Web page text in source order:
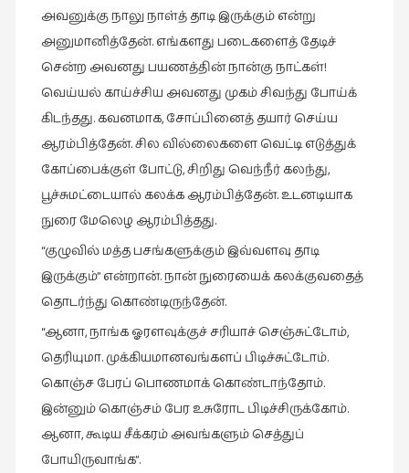
ஓவியங்கள்
கட்டுரைகள்
கட்டுரைகள்
கதைகள்
செல்லும்
பாதை
கல்வி
கல்வி
கவிஞனும்
கவிதையும்
கவிதை
அவனுக்கு நாலு நாள்த் தாடி இருக்கும் என்று
அனுமானித்தேன். எங்களது படைகளைத் தேடிச்
சென்ற அவனது பயணத்தின் நான்கு நாட்கள்!
வெய்யல் காய்ச்சிய அவனது முகம் சிவந்து போய்க்
கிடந்தது. கவனமாக, சோப்பினைத் தயார் செய்ய
ஆரம்பித்தேன். சில வில்லைகளை வெட்டி எடுத்துக்
கோப்பைக்குள் போட்டு, சிறிது வெந்நீர் கலந்து,
பூச்சுமட்டையால் கலக்க ஆரம்பித்தேன். உடனடியாக
நுரை மேலெழ ஆரம்பித்தது.
“குழுவில் மத்த பசங்களுக்கும் இவ்வளவு தாடி
இருக்கும்” என்றான். நான் நுரையைக் கலக்குவதைத்
தொடர்ந்து கொண்டிருந்தேன்.
“ஆனா, நாங்க ஓரளவுக்குச் சரியாச் செஞ்சுட்டோம்,
தெரியுமா. முக்கியமானவங்களப் பிடிச்சுட்டோம்.
கொஞ்ச பேரப் பொணமாக் கொண்டாந்தோம்.
இன்னும் கொஞ்சம் பேர உசுரோட பிடிச்சிருக்கோம்.
ஆனா, கூடிய சீக்கரம் அவங்களும் செத்துப்
போயிருவாங்க”.